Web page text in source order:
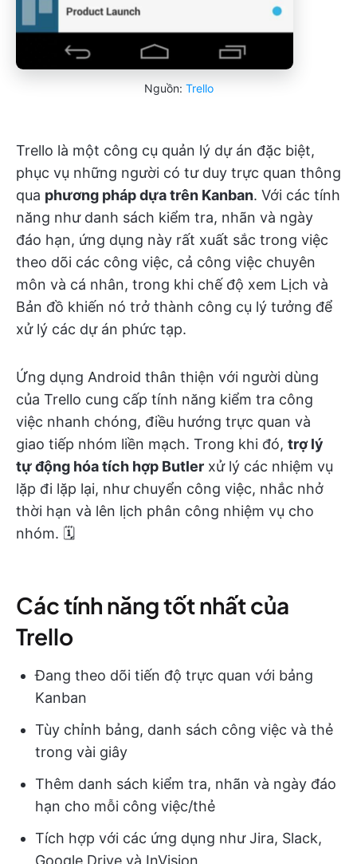
Nguồn: Trello
Trello là một công cụ quản lý dự án đặc biệt,
phục vụ những người có tư duy trực quan thông
qua phương pháp dựa trên Kanban. Với các tính
năng như danh sách kiểm tra, nhãn và ngày
đáo hạn, ứng dụng này rất xuất sắc trong việc
theo dõi các công việc, cả công việc chuyên
môn và cá nhân, trong khi chế độ xem Lịch và
Bản đồ khiến nó trở thành công cụ lý tưởng để
xử lý các dự án phức tạp.
Ứng dụng Android thân thiện với người dùng
của Trello cung cấp tính năng kiểm tra công
việc nhanh chóng, điều hướng trực quan và
giao tiếp nhóm liền mạch. Trong khi đó, trợ lý
tự động hóa tích hợp Butler xử lý các nhiệm vụ
lặp đi lặp lại, như chuyển công việc, nhắc nhở
thời hạn và lên lịch phân công nhiệm vụ cho
nhóm. 🗓️
Các tính năng tốt nhất của
Trello
Đang theo dõi tiến độ trực quan với bảng
Kanban
Tùy chỉnh bảng, danh sách công việc và thẻ
trong vài giây
Thêm danh sách kiểm tra, nhãn và ngày đáo
hạn cho mỗi công việc/thẻ
Tích hợp với các ứng dụng như Jira, Slack,
Google Drive và InVision